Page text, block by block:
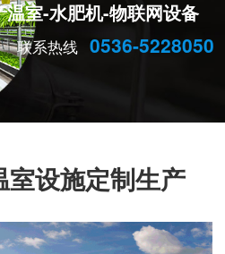
温室-水肥机-物联网设备
联系热线 0536-5228050
室设施定制生产